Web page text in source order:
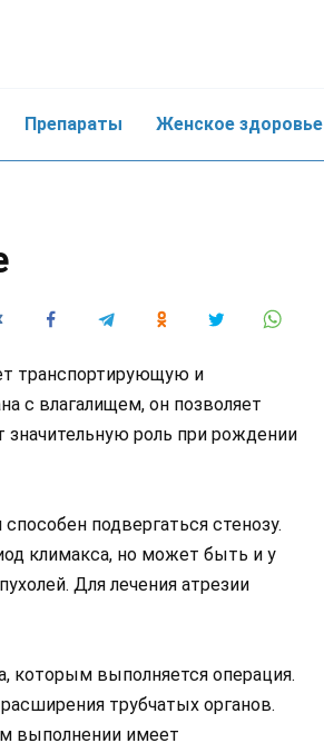
Препараты Женское здоровье
транспортирующую и
с влагалищем, он позволяет
значительную роль при рождении
подвергаться стенозу.
климакса, но может быть и у
Для лечения атрезии
которым выполняется операция.
трубчатых органов.
выполнении имеет